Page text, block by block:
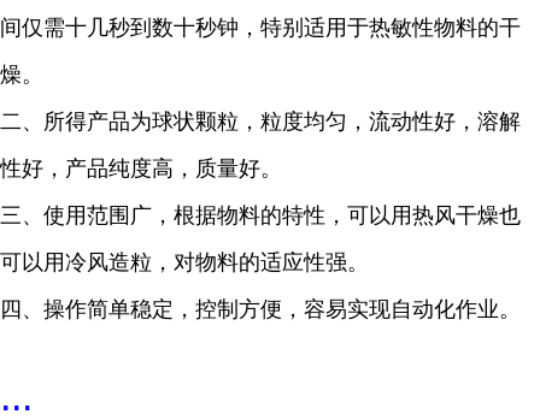
间仅需十几秒到数十秒钟，特别适用于热敏性物料的干
燥。
二、所得产品为球状颗粒，粒度均匀，流动性好，溶解
性好，产品纯度高，质量好。
三、使用范围广，根据物料的特性，可以用热风干燥也
可以用冷风造粒，对物料的适应性强。
四、操作简单稳定，控制方便，容易实现自动化作业。
...